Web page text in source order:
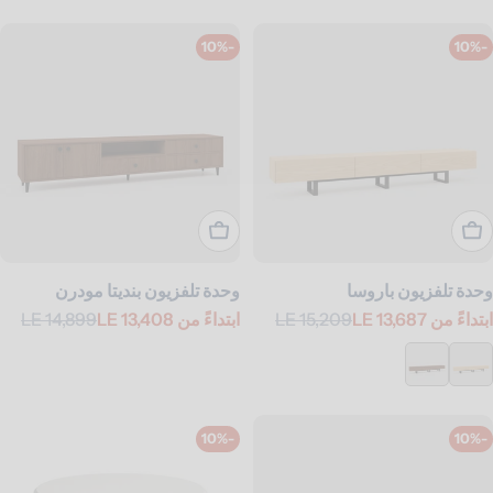
-10%
اعرض االخيارات
وحدة تلفزيون باروسا
سعر
ابتداءً من LE 13,687
السعر
LE 15,209
-10%
اعرض االخيارات
وحدة تلفزيون بنديتا مودرن
سعر
ابتداءً من LE 13,408
السعر
LE 14,899
-10%
-10%